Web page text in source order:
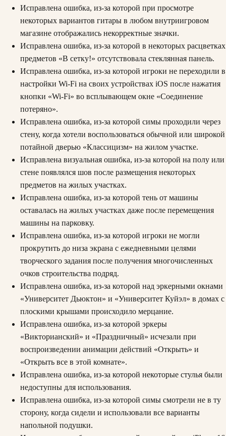
Исправлена ошибка, из-за которой при просмотре
некоторых вариантов гитары в любом внутриигровом
магазине отображались некорректные значки.
Исправлена ошибка, из-за которой в некоторых расцветках
предметов «В сетку!» отсутствовала стеклянная панель.
Исправлена ошибка, из-за которой игроки не переходили в
настройки Wi-Fi на своих устройствах iOS после нажатия
кнопки «Wi-Fi» во всплывающем окне «Соединение
потеряно».
Исправлена ошибка, из-за которой симы проходили через
стену, когда хотели воспользоваться обычной или широкой
потайной дверью «Классицизм» на жилом участке.
Исправлена визуальная ошибка, из-за которой на полу или
стене появлялся шов после размещения некоторых
предметов на жилых участках.
Исправлена ошибка, из-за которой тень от машины
оставалась на жилых участках даже после перемещения
машины на парковку.
Исправлена ошибка, из-за которой игроки не могли
прокрутить до низа экрана с ежедневными целями
творческого задания после получения многочисленных
очков строительства подряд.
Исправлена ошибка, из-за которой над эркерными окнами
«Университет Дьюктон» и «Университет Куйэл» в домах с
плоскими крышами происходило мерцание.
Исправлена ошибка, из-за которой эркеры
«Викторианский» и «Праздничный» исчезали при
воспроизведении анимации действий «Открыть» и
«Открыть все в этой комнате».
Исправлена ошибка, из-за которой некоторые стулья были
недоступны для использования.
Исправлена ошибка, из-за которой симы смотрели не в ту
сторону, когда сидели и использовали все варианты
напольной подушки.